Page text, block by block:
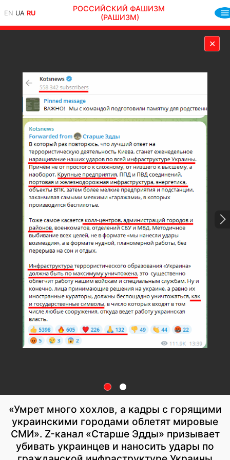
EN UA RU
РОССИЙСКИЙ ФАШИЗМ
(РАШИЗМ)
✕
«Умрет много хохлов, а кадры с горящими
украинскими городами облетят мировые
СМИ». Z-канал «Старше Эдды» призывает
убивать украинцев и наносить удары по